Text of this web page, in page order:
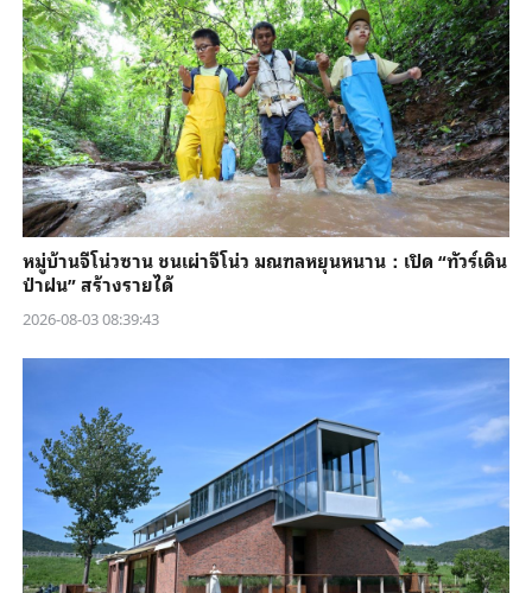
หมู่บ้านจีโน่วซาน ชนเผ่าจีโน่ว มณฑลหยุนหนาน：เปิด “ทัวร์เดิน
ป่าฝน” สร้างรายได้
2026-08-03 08:39:43